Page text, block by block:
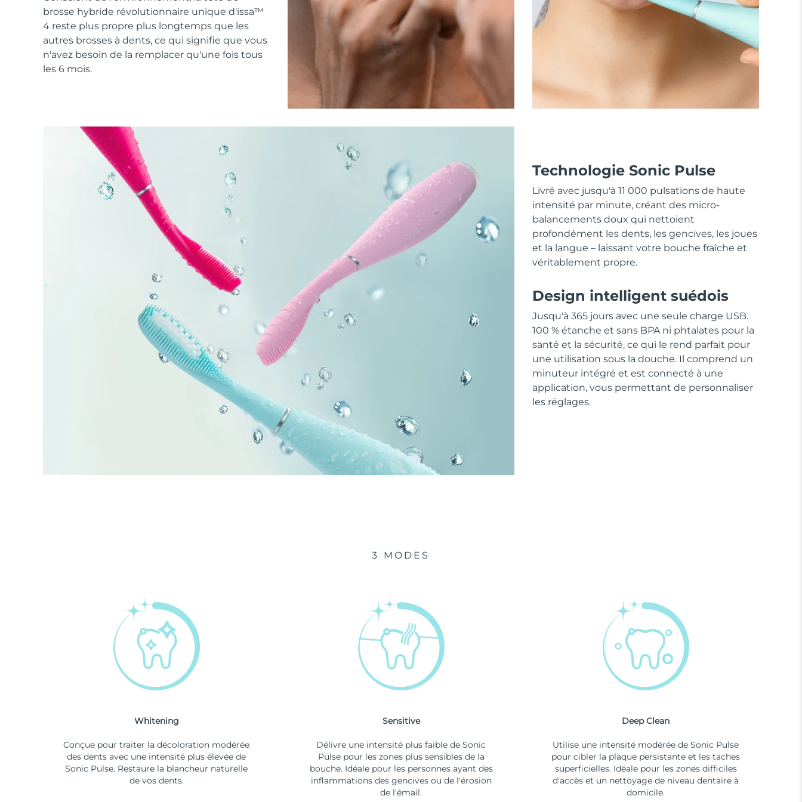
brosse hybride révolutionnaire unique d'issa™
4 reste plus propre plus longtemps que les
autres brosses à dents, ce qui signifie que vous
n'avez besoin de la remplacer qu'une fois tous
les 6 mois.
Technologie Sonic Pulse
Livré avec jusqu'à 11 000 pulsations de haute
intensité par minute, créant des micro-
balancements doux qui nettoient
profondément les dents, les gencives, les joues
et la langue – laissant votre bouche fraîche et
véritablement propre.
Design intelligent suédois
Jusqu'à 365 jours avec une seule charge USB.
100 % étanche et sans BPA ni phtalates pour la
santé et la sécurité, ce qui le rend parfait pour
une utilisation sous la douche. Il comprend un
minuteur intégré et est connecté à une
application, vous permettant de personnaliser
les réglages.
3 MODES
Whitening
Conçue pour traiter la décoloration modérée
des dents avec une intensité plus élevée de
Sonic Pulse. Restaure la blancheur naturelle
de vos dents.
Sensitive
Délivre une intensité plus faible de Sonic
Pulse pour les zones plus sensibles de la
bouche. Idéale pour les personnes ayant des
inflammations des gencives ou de l'érosion
de l'émail.
Deep Clean
Utilise une intensité modérée de Sonic Pulse
pour cibler la plaque persistante et les taches
superficielles. Idéale pour les zones difficiles
d'accès et un nettoyage de niveau dentaire à
domicile.
All revitalizing eye massagers
Soins de la peau KIWI™
Advanced pore care essentials
Serum
For healthy hair
issa™ Teeth Whitening Gel
18% PAP
Cosmétiques Hommes